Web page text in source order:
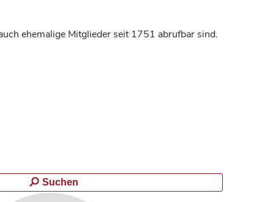
ehemalige Mitglieder seit 1751 abrufbar sind.
Suchen